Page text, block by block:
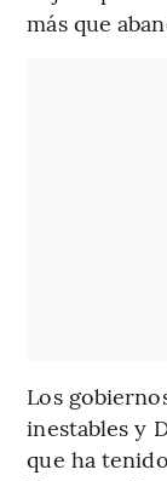
más que
Los
inestables y
que ha